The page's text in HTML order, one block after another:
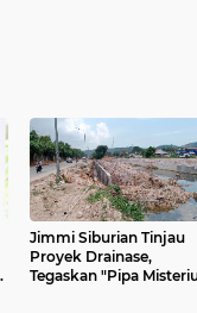
Jimmi Siburian Tinjau
Proyek Drainase,
Tegaskan "Pipa